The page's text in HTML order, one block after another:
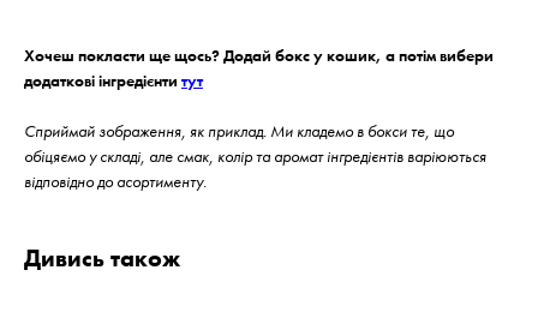
Хочеш покласти ще щось? Додай бокс у кошик, а потім вибери
додаткові інгредієнти тут
Сприймай зображення, як приклад. Ми кладемо в бокси те, що
обіцяємо у складі, але смак, колір та аромат інгредієнтів варіюються
відповідно до асортименту.
Дивись також